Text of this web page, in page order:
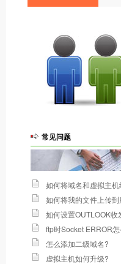
常见问题
如何将域名和虚拟主
如何将我的文件上传
如何设置OUTLOOK收
ftp时Socket ERROR
怎么添加二级域名?
虚拟主机如何升级?